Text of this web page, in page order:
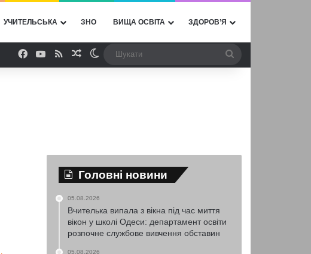
УЧИТЕЛЬСЬКА ЗНО ВИЩА ОСВІТА ЗДОРОВ’Я
Facebook
YouTube
RSSВипадкова стаття
Switch skin
Головні новини
05.08.2026
Вчителька випала з вікна під час миття
вікон у школі Одеси: департамент освіти
розпочне службове вивчення обставин
05.08.2026